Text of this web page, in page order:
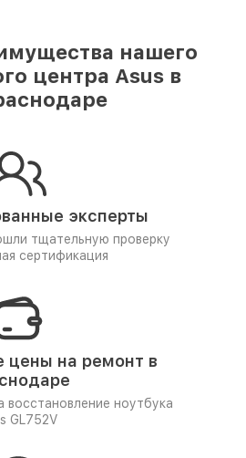
нашего
центра Asus в
эксперты
тщательную проверку
сертификация
на ремонт в
восстановление ноутбука
GL752V